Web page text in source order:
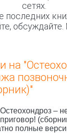
сетях.
последних
на
–
полные